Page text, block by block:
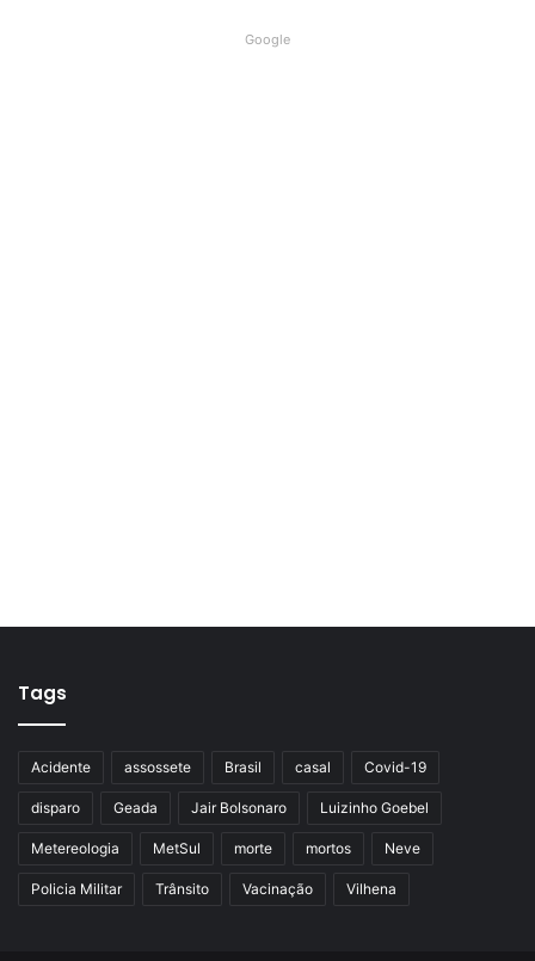
Google
Tags
Acidente assossete Brasil casal Covid-19
disparo Geada Jair Bolsonaro Luizinho Goebel
Metereologia MetSul morte mortos Neve
Policia Militar Trânsito Vacinação Vilhena